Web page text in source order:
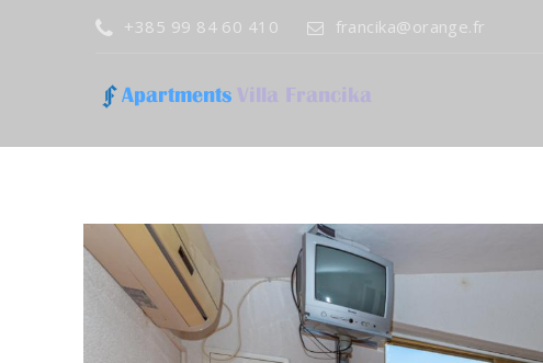
+385 99 84 60 410 francika@orange.fr